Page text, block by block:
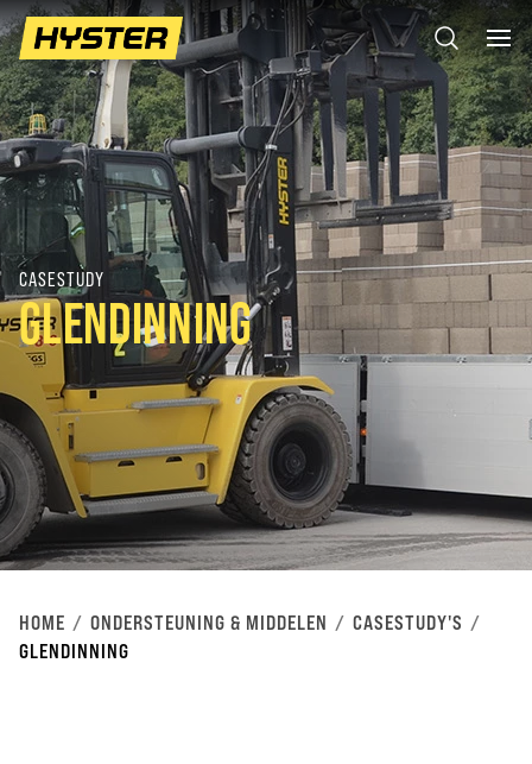
CASESTUDY
GLENDINNING
HOME ONDERSTEUNING & MIDDELEN
CASESTUDY'S
GLENDINNING